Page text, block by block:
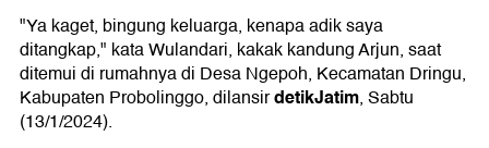
"Ya kaget, bingung keluarga, kenapa adik saya
ditangkap," kata Wulandari, kakak kandung Arjun, saat
ditemui di rumahnya di Desa Ngepoh, Kecamatan Dringu,
Kabupaten Probolinggo, dilansirdetikJatim, Sabtu
(13/1/2024).